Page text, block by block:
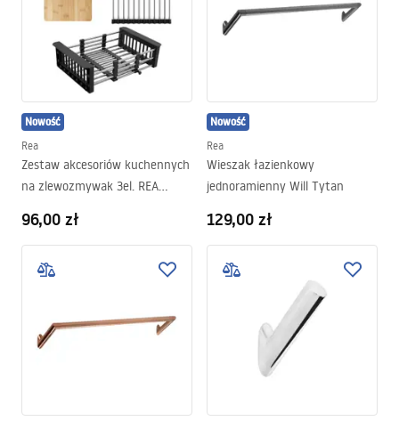
Nowość
Rea
Zestaw akcesoriów kuchennych
na zlewozmywak 3el. REA
96,00 zł
Nowość
Rea
Wieszak łazienkowy
jednoramienny Will Tytan
129,00 zł